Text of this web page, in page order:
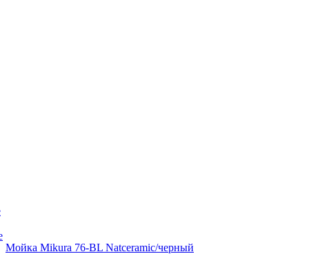
Мойка Mikura 76-BL Natceramic/черный